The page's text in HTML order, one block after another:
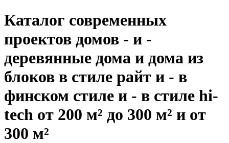
Каталог современных
проектов домов - и -
деревянные дома и дома из
блоков в стиле райт и - в
финском стиле и - в стиле hi-
tech от 200 м² до 300 м² и от
300 м²